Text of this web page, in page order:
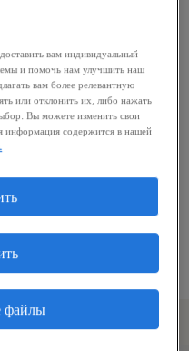
из
месте?
диапазона
или ключевые
ли они
вам индивидуальный
и помочь нам улучшить наш
вам более релевантную
или отклонить их, либо нажать
Вы можете изменить свои
информация содержится в нашей
файлы